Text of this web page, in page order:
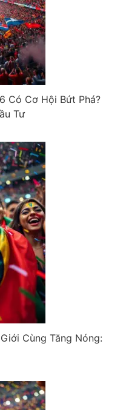
Có Cơ Hội Bứt Phá?
Tư
Cùng Tăng Nóng: